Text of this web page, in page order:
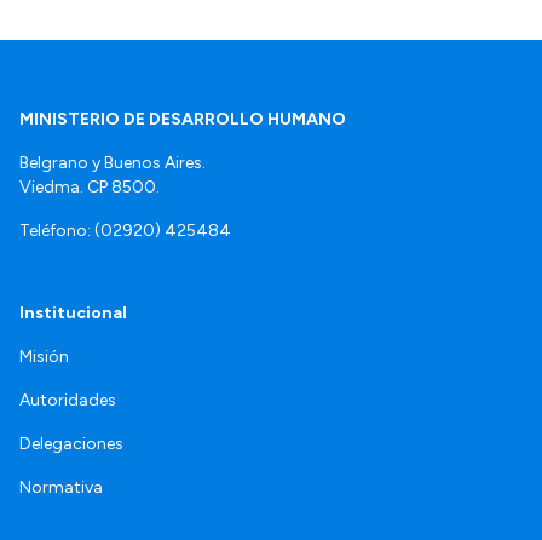
MINISTERIO DE DESARROLLO HUMANO
Belgrano y Buenos Aires.
Viedma. CP 8500.
Teléfono: (02920) 425484
Institucional
Misión
Autoridades
Delegaciones
Normativa